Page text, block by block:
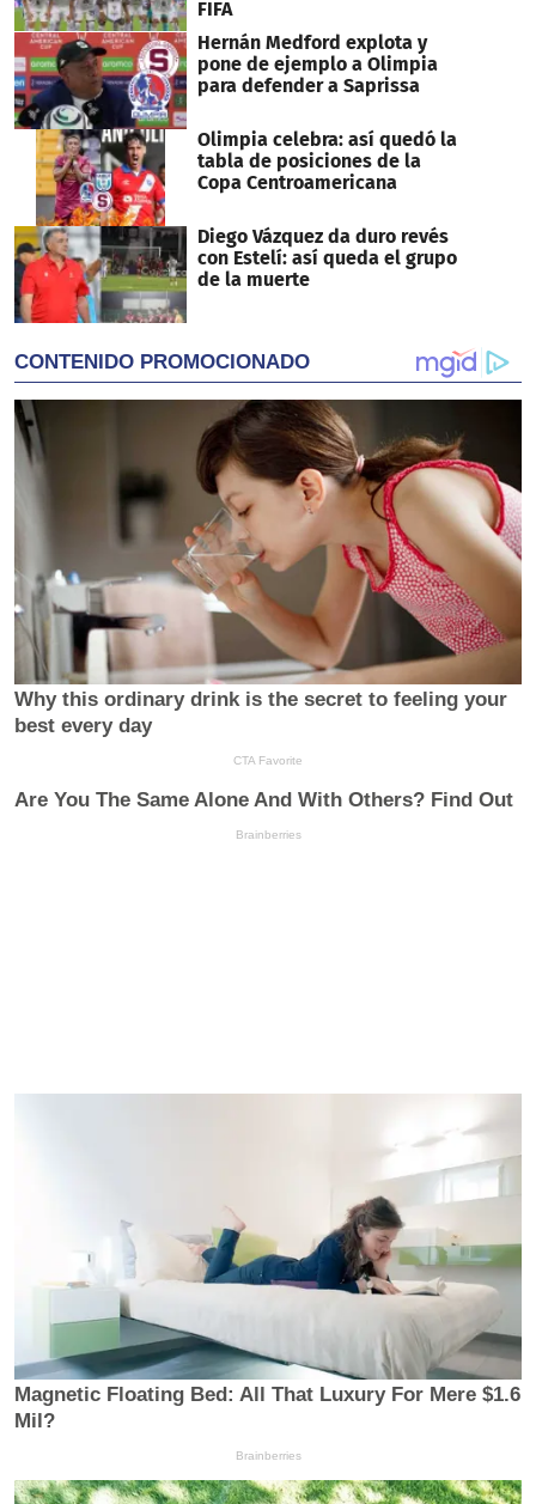
FIFA
Hernán Medford explota y
pone de ejemplo a Olimpia
para defender a Saprissa
Olimpia celebra: así quedó la
tabla de posiciones de la
Copa Centroamericana
Diego Vázquez da duro revés
con Estelí: así queda el grupo
de la muerte